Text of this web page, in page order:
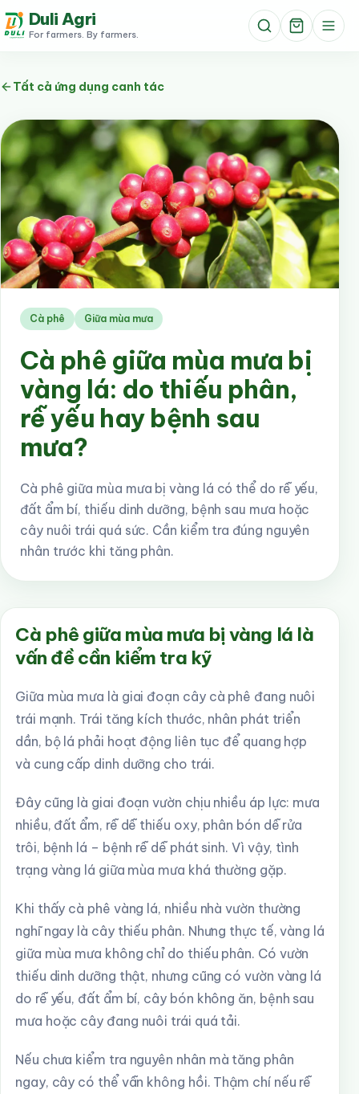
Duli Agri
For farmers. By farmers.
Tất cả ứng dụng canh tác
Cà phê Giữa mùa mưa
Cà phê giữa mùa mưa bị
vàng lá: do thiếu phân,
rễ yếu hay bệnh sau
mưa?
Cà phê giữa mùa mưa bị vàng lá có thể do rễ yếu,
đất ẩm bí, thiếu dinh dưỡng, bệnh sau mưa hoặc
cây nuôi trái quá sức. Cần kiểm tra đúng nguyên
nhân trước khi tăng phân.
Cà phê giữa mùa mưa bị vàng lá là
vấn đề cần kiểm tra kỹ
Giữa mùa mưa là giai đoạn cây cà phê đang nuôi
trái mạnh. Trái tăng kích thước, nhân phát triển
dần, bộ lá phải hoạt động liên tục để quang hợp
và cung cấp dinh dưỡng cho trái.
Đây cũng là giai đoạn vườn chịu nhiều áp lực: mưa
nhiều, đất ẩm, rễ dễ thiếu oxy, phân bón dễ rửa
trôi, bệnh lá – bệnh rễ dễ phát sinh. Vì vậy, tình
trạng vàng lá giữa mùa mưa khá thường gặp.
Khi thấy cà phê vàng lá, nhiều nhà vườn thường
nghĩ ngay là cây thiếu phân. Nhưng thực tế, vàng lá
giữa mùa mưa không chỉ do thiếu phân. Có vườn
thiếu dinh dưỡng thật, nhưng cũng có vườn vàng lá
do rễ yếu, đất ẩm bí, cây bón không ăn, bệnh sau
mưa hoặc cây đang nuôi trái quá tải.
Nếu chưa kiểm tra nguyên nhân mà tăng phân
ngay, cây có thể vẫn không hồi. Thậm chí nếu rễ